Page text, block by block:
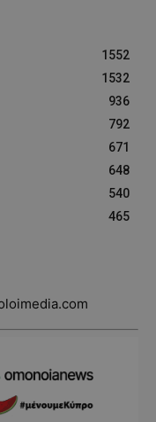
1552
1532
936
792
671
648
540
465